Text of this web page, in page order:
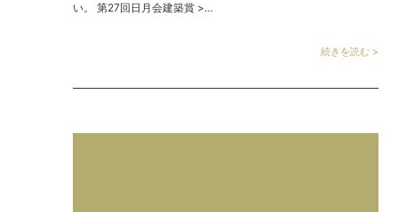
い。 第27回日月会建築賞 >…
続きを読む >